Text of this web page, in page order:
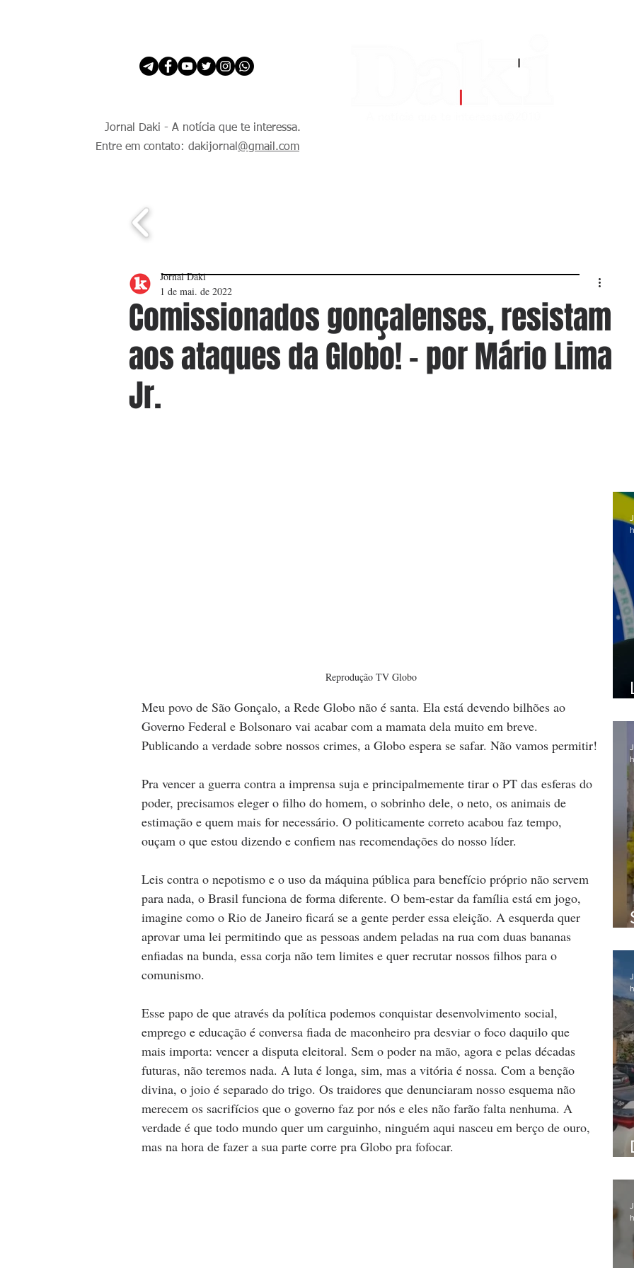
Jornal Daki - A notícia que te interessa.
Entre em contato: dakijornal @gmail.com
Comissionados gonçalenses, resistam
aos ataques da Globo! - por Mário Lima
Jr.
Jornal Daki
1 de mai. de 2022
Reprodução TV Globo
Meu povo de São Gonçalo, a Rede Globo não é santa. Ela está devendo bilhões ao
Governo Federal e Bolsonaro vai acabar com a mamata dela muito em breve.
Publicando a verdade sobre nossos crimes, a Globo espera se safar. Não vamos permitir!
Pra vencer a guerra contra a imprensa suja e principalmemente tirar o PT das esferas do
poder, precisamos eleger o filho do homem, o sobrinho dele, o neto, os animais de
estimação e quem mais for necessário. O politicamente correto acabou faz tempo,
ouçam o que estou dizendo e confiem nas recomendações do nosso líder.
Leis contra o nepotismo e o uso da máquina pública para benefício próprio não servem
para nada, o Brasil funciona de forma diferente. O bem-estar da família está em jogo,
imagine como o Rio de Janeiro ficará se a gente perder essa eleição. A esquerda quer
aprovar uma lei permitindo que as pessoas andem peladas na rua com duas bananas
enfiadas na bunda, essa corja não tem limites e quer recrutar nossos filhos para o
comunismo.
Esse papo de que através da política podemos conquistar desenvolvimento social,
emprego e educação é conversa fiada de maconheiro pra desviar o foco daquilo que
mais importa: vencer a disputa eleitoral. Sem o poder na mão, agora e pelas décadas
futuras, não teremos nada. A luta é longa, sim, mas a vitória é nossa. Com a benção
divina, o joio é separado do trigo. Os traidores que denunciaram nosso esquema não
merecem os sacrifícios que o governo faz por nós e eles não farão falta nenhuma. A
verdade é que todo mundo quer um carguinho, ninguém aqui nasceu em berço de ouro,
mas na hora de fazer a sua parte corre pra Globo pra fofocar.